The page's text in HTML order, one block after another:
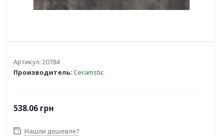
Артикул: 20784
Производитель: Ceramstic
538.06 грн
Нашли дешевле?